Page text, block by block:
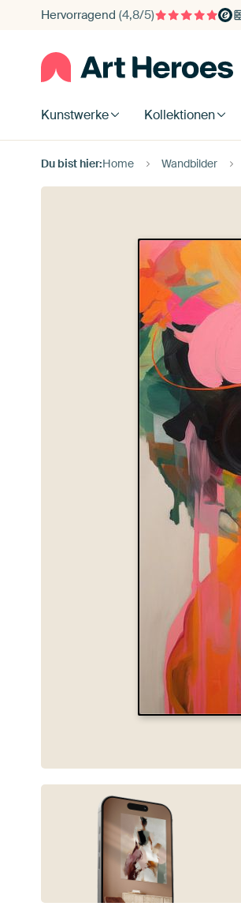
Hervorragend (4,8/5)
Kunstwerke Kollektionen
Du bist hier:Home Wandbilder